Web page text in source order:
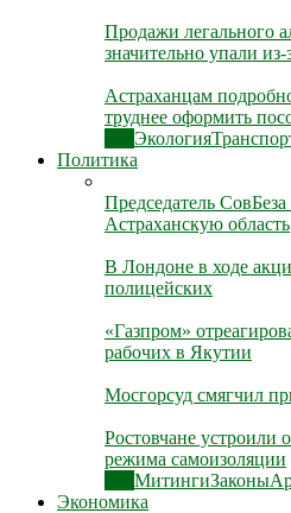
Продажи легального
значительно упали
Астраханцам
труднее оформить
Экология
Политика
Председатель
Астраханскую область
В Лондоне в ходе
полицейских
«Газпром»
рабочих в Якутии
Мосгорсуд смягчил
Ростовчане устроили
режима самоизоляции
МитингиЗаконы
Экономика